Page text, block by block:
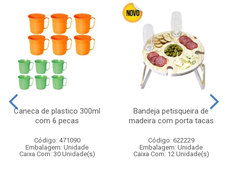
Caneca de plastico 300ml
com 6 pecas
Código: 471090
Embalagem: Unidade
Caixa Com: 30 Unidade(s)
Bandeja petisqueira de
madeira com porta tacas
Código: 622229
Embalagem: Unidade
Caixa Com: 12 Unidade(s)